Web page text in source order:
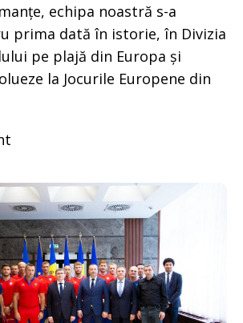
echipa noastră s-a
prima dată în istorie, în Divizia
pe plajă din Europa și
la Jocurile Europene din